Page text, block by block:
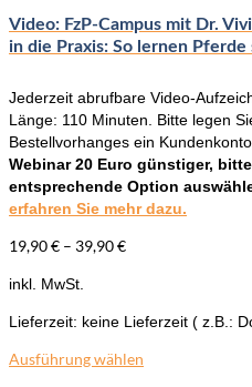
der
Produktseite
Video: FzP-Campus mit Dr.
in die Praxis: So lernen
Jederzeit abrufbare Video-
Länge: 110 Minuten. Bitte legen
Bestellvorhanges ein
Webinar 20 Euro günstiger,
entsprechende Option
erfahren Sie mehr dazu.
19,90€ – 39,90€
inkl. MwSt.
Lieferzeit: keine Lieferzeit ( z.B.:
Ausführung wählen